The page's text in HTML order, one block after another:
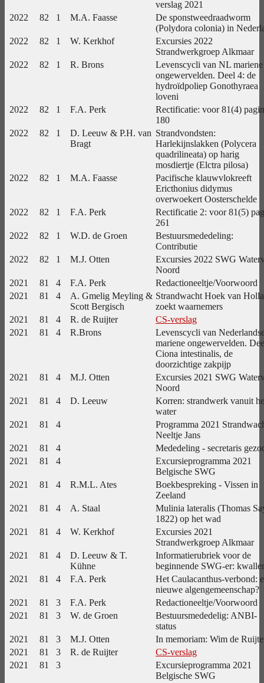
verslag 2021
2022
82 1 M.A. Faasse
De sponstweedraadworm
(Polydora colonia) in
2022
82 1 W. Kerkhof
Excursies 2022
Strandwerkgroep Alkmaar
2022
82 1 R. Brons
Levenscycli van NL mariene
ongewervelden. Deel 4: de
hydroïdpoliep Gonothyraea
loveni
2022
82 1 F.A. Perk
Rectificatie: voor 81(4)
180
2022
82 1
D. Leeuw & P.H. van
Bragt
Strandvondsten:
Harlekijnslakken (Polycera
quadrilineata) op harig
mosdiertje (Elctra pilosa)
2022
82 1 M.A. Faasse
Pacifische klauwvlokreeft
Ericthonius didymus
overwoekert Oosterschelde
2022
82 1 F.A. Perk
Rectificatie 2: voor 81(5)
261
2022
82 1 W.D. de Groen
Bestuursmededeling:
Contributie
2022
82 1 M.J. Otten
Excursies 2022 SWG
Noord
2021
81 4 F.A. Perk
Redactioneeltje/Voorwoord
2021
81 4
A. Gmelig Meyling &
Scott Bergisch
Strandwacht Hoek van
zoekt waarnemers
2021
81 4 R. de Ruijter
CS-verslag
2021
81 4 R.Brons
Levenscycli van
mariene ongewervelden.
Ciona intestinalis, de
doorzichtige zakpijp
2021
81 4 M.J. Otten
Excursies 2021 SWG
Noord
2021
81 4 D. Leeuw
Korren: strandwerk vanuit
water
2021
81 4
Programma 2021
Neeltje Jans
2021
81 4
Mededeling - secretaris
2021
81 4
Excursieprogramma 2021
Belgische SWG
2021
81 4 R.M.L. Ates
Boekbespreking - Vissen in
Zeeland
2021
81 4 A. Staal
Mulinia lateralis (Thomas
1822) op het wad
2021
81 4 W. Kerkhof
Excursies 2021
Strandwerkgroep Alkmaar
2021
81 4
D. Leeuw & T.
Kühne
Informatierubriek voor de
beginnende SWG-er:
2021
81 4 F.A. Perk
Het Caulacanthus-verbond:
nieuwe algengemeenschap?
2021
81 3 F.A. Perk
Redactioneeltje/Voorwoord
2021
81 3 W. de Groen
Bestuursmededelig: ANBI-
status
2021
81 3 M.J. Otten
In memoriam: Wim de
2021
81 3 R. de Ruijter
CS-verslag
2021
81 3
Excursieprogramma 2021
Belgische SWG